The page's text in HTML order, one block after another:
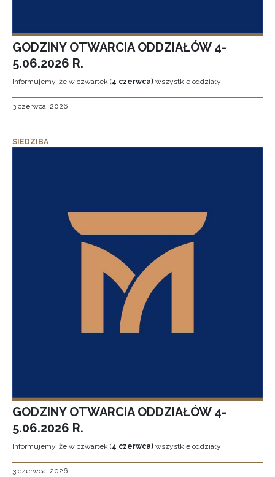
GODZINY OTWARCIA ODDZIAŁÓW 4-
5.06.2026 R.
Informujemy, że w czwartek (4 czerwca) wszystkie oddziały
3 czerwca, 2026
SIEDZIBA
GODZINY OTWARCIA ODDZIAŁÓW 4-
5.06.2026 R.
Informujemy, że w czwartek (4 czerwca) wszystkie oddziały
3 czerwca, 2026